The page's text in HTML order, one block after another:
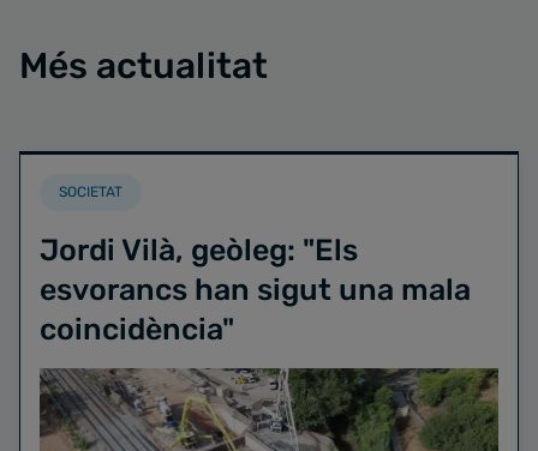
Més actualitat
SOCIETAT
Jordi Vilà, geòleg: "Els
esvorancs han sigut una mala
coincidència"